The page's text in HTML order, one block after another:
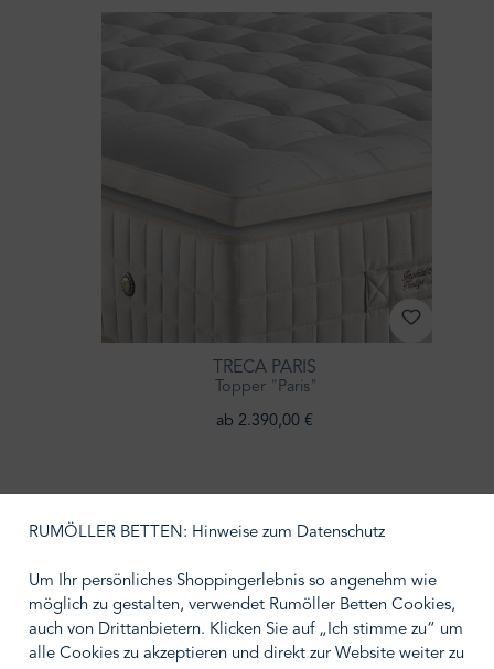
TRECA PARIS
Topper "Paris"
ab 2.390,00 €
RUMÖLLER BETTEN: Hinweise zum Datenschutz
Um Ihr persönliches Shoppingerlebnis so angenehm wie
möglich zu gestalten, verwendet Rumöller Betten Cookies,
auch von Drittanbietern. Klicken Sie auf „Ich stimme zu“ um
alle Cookies zu akzeptieren und direkt zur Website weiter zu